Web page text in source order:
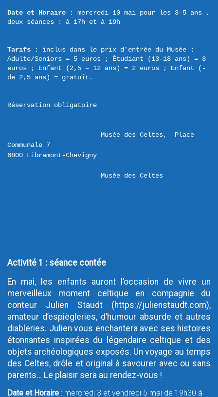
Date et Horaire : mercredi 10 mai pour les 3-5 ans ,
deux séances : à 17h et à 19h
Tarifs : inclus dans le prix d’entrée du Musée :
Adulte/Seniors = 5 euros ; Étudiant (13-18 ans) = 3
euros ; Enfant (2,5 – 12 ans) = 2 euros ; Enfant (-
de 2,5 ans) = gratuit.
Réservation obligatoire
Musée des Celtes,  Place
Communale 7
Musée des Celtes
Activité 1 : séance contée
En mai, les enfants auront l’occasion de vivre un
merveilleux moment celtique en compagnie du
conteur Julien Staudt (https://julienstaudt.com),
amateur d’espiègleries, d’humour absurde et autres
diableries. Julien vous enchantera avec ses histoires
étonnantes inspirées du légendaire celtique et des
objets archéologiques exposés. Un voyage au temps
des Celtes, drôle et original à savourer avec ou sans
parents… Le plaisir sera au rendez-vous !
Date et Horaire : mercredi 3 et vendredi 5 mai de 19h30 à